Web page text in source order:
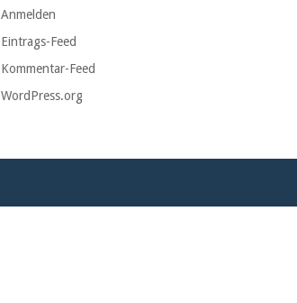
Anmelden
Eintrags-Feed
Kommentar-Feed
WordPress.org